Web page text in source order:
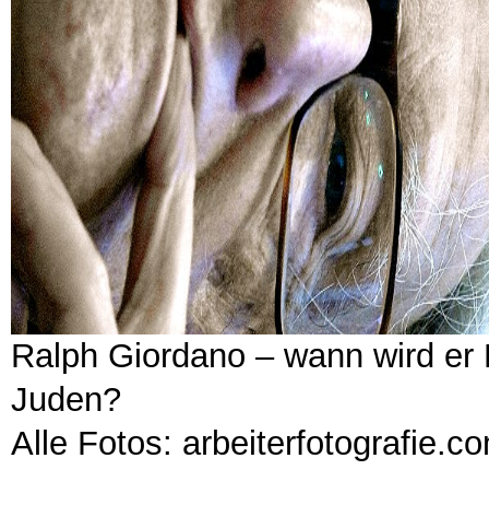
Ralph Giordano – wann wird
Juden?
Alle Fotos: